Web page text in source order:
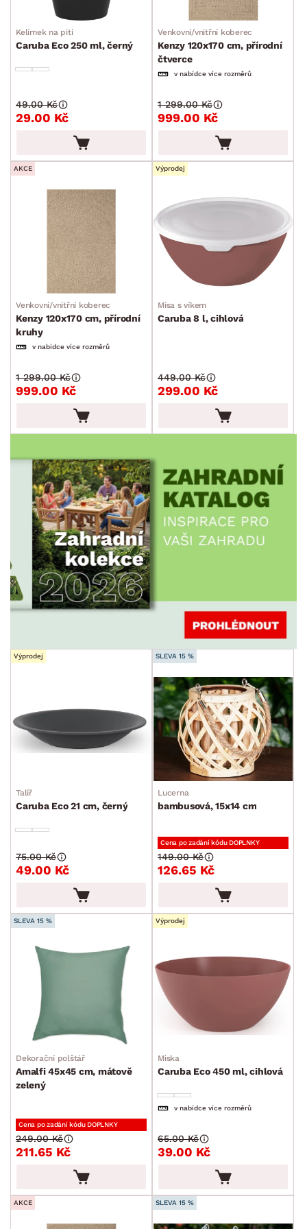
Zahradní textil
Ostatní zahradní doplňky
Osvětlení
Drobné bytové doplňky
Velikonoce
DEKOR
min. cm max.
MATERIÁL
FUNKCE
POVRCHOVÁ ÚPRAVA
STYL
MÍSTNOST
SKLADOVOST
Kelímek na pití
Caruba Eco 250 ml, černý
29.00 Kč
49.00 Kč
Venkovní/vnitřní koberec
Kenzy 120x170 cm, přírodní
čtverce
v nabídce více rozměrů
999.00 Kč
1 299.00 Kč
AKCE
Venkovní/vnitřní koberec
Kenzy 120x170 cm, přírodní
kruhy
v nabídce více rozměrů
999.00 Kč
1 299.00 Kč
Výprodej
Mísa s víkem
Caruba 8 l, cihlová
299.00 Kč
449.00 Kč
Výprodej
Talíř
Caruba Eco 21 cm, černý
49.00 Kč
75.00 Kč
SLEVA 15 %
Lucerna
bambusová, 15x14 cm
Cena po zadání kódu DOPLNKY
126.65 Kč
149.00 Kč
SLEVA 15 %
Dekorační polštář
Amalfi 45x45 cm, mátově
zelený
Cena po zadání kódu DOPLNKY
211.65 Kč
249.00 Kč
Výprodej
Miska
Caruba Eco 450 ml, cihlová
v nabídce více rozměrů
39.00 Kč
65.00 Kč
AKCE SLEVA 15 %